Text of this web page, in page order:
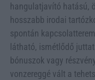
hangulatjavító hatású,
hosszabb irodai
spontán
látható, ismétlődő
bónuszok vagy
vonzereggé vált a